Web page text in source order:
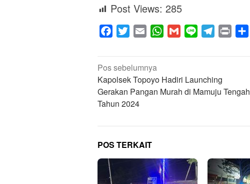
Post Views: 285
Facebook
Twitter Email WhatsApp
Gmail Line Telegram
Print
Navigasi
pos
Pos sebelumnya
Kapolsek Topoyo Hadiri Launching
Gerakan Pangan Murah di Mamuju Tengah
Tahun 2024
POS TERKAIT